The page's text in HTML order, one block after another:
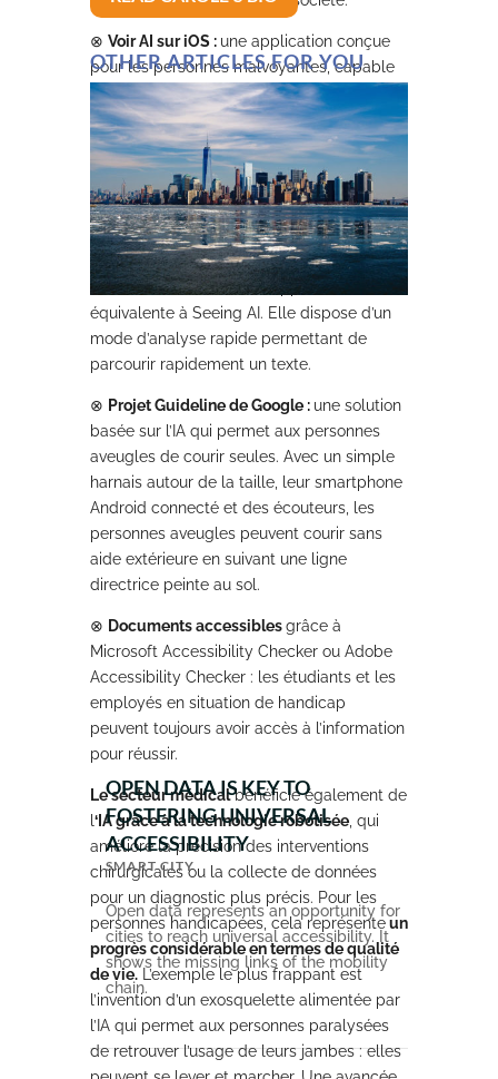
⊗ Voir AI sur iOS : une application conçue
pour les personnes malvoyantes, capable
de lire et de décrire tous les types de
documents placés sous l’appareil photo du
smartphone, comme des billets de banque
ou du courrier. Elle peut même reconnaître
des images, des couleurs et des visages,
fournissant ainsi des détails sur les
émotions des personnes.
⊗Lookout sur Android :l’application
équivalente à Seeing AI. Elle dispose d’un
mode d’analyse rapide permettant de
parcourir rapidement un texte.
⊗ Projet Guideline de Google : une solution
basée sur l’IA qui permet aux personnes
aveugles de courir seules. Avec un simple
harnais autour de la taille, leur smartphone
Android connecté et des écouteurs, les
personnes aveugles peuvent courir sans
aide extérieure en suivant une ligne
directrice peinte au sol.
⊗ Documents accessiblesgrâce à
Microsoft Accessibility Checker ou Adobe
Accessibility Checker : les étudiants et les
employés en situation de handicap
peuvent toujours avoir accès à l’information
pour réussir.
Le secteur médicalbénéficie également de
l‘IA grâce à la technologie robotisée, qui
améliore la précision des interventions
chirurgicales ou la collecte de données
pour un diagnostic plus précis. Pour les
personnes handicapées, cela représenteun
progrès considérable en termes de qualité
de vie.L’exemple le plus frappant est
l’invention d’un exosquelette alimentée par
l’IA qui permet aux personnes paralysées
de retrouver l’usage de leurs jambes : elles
OTHER ARTICLES FOR YOU
OPEN DATA IS KEY TO
FOSTERING UNIVERSAL
ACCESSIBILITY
SMART CITY
Open data represents an opportunity for
cities to reach universal accessibility. It
shows the missing links of the mobility
chain.